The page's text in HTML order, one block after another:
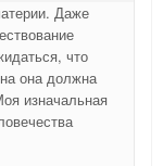
Даже
что
она должна
изначальная